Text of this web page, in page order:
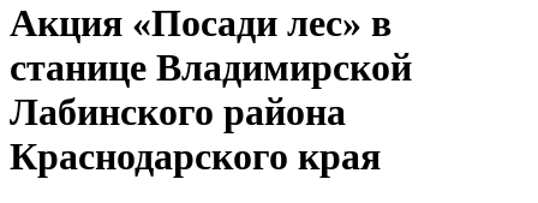
Акция «Посади лес» в
станице Владимирской
Лабинского района
Краснодарского края